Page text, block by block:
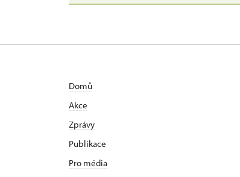
Domů
Akce
Zprávy
Publikace
Pro média